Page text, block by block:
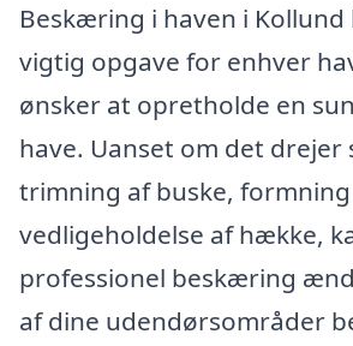
Beskæring i haven i
vigtig opgave for enhver
ønsker at opretholde en
have. Uanset om det drejer
trimning af buske,
vedligeholdelse af hække,
professionel beskæring
af dine udendørsområder